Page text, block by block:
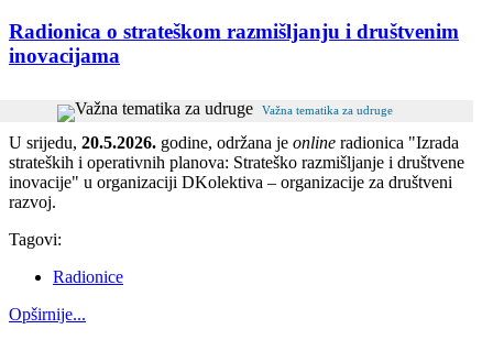
Radionica o strateškom razmišljanju i društvenim
inovacijama
Važna tematika za udruge
U srijedu, 20.5.2026. godine, održana je online radionica "Izrada
strateških i operativnih planova: Strateško razmišljanje i društvene
inovacije" u organizaciji DKolektiva – organizacije za društveni
razvoj.
Tagovi:
Radionice
Opširnije...